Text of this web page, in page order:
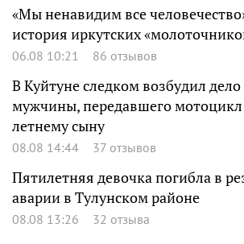
«Мы ненавидим все
история иркутских
06.08 10:21 86 отзывов
В Куйтуне следком возбудил
мужчины, передавшего мотоцикл
летнему сыну
08.08 14:44 37 отзывов
Пятилетняя девочка погибла в
аварии в Тулунском районе
08.08 13:26 32 отзыва